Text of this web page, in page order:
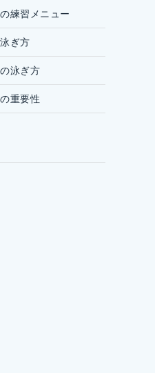
練習メニュー
ぎ方
泳ぎ方
重要性